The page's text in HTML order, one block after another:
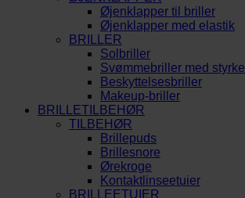
Øjenklapper til briller
Øjenklapper med elastik
BRILLER
Solbriller
Svømmebriller med styrke
Beskyttelsesbriller
Makeup-briller
BRILLETILBEHØR
TILBEHØR
Brillepuds
Brillesnore
Ørekroge
Kontaktlinseetuier
BRILLEETUIER